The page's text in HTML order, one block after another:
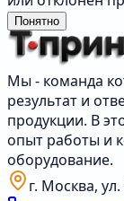
Понятно
Мы - команда
результат и
продукции. В
опыт работы и
оборудование.
г. Москва,